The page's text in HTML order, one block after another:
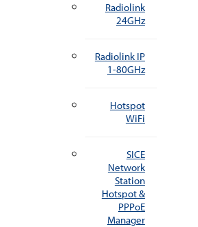
Radiolink
24GHz
Radiolink IP
1-80GHz
Hotspot
WiFi
SICE
Network
Station
Hotspot &
PPPoE
Manager